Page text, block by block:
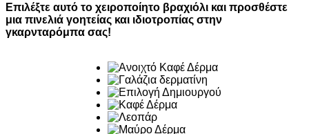
Επιλέξτε αυτό το χειροποίητο βραχιόλι και προσθέστε
μια πινελιά γοητείας και ιδιοτροπίας στην
γκαρνταρόμπα σας!